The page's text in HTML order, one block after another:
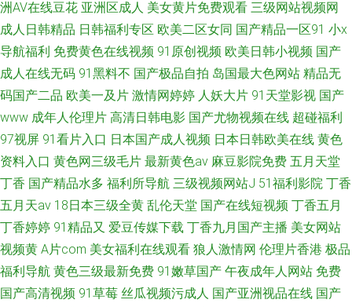
洲AV在线豆花 亚洲区成人 美女黄片免费观看 三级网站视频网
成人日韩精品 日韩福利专区 欧美二区女同 国产精品一区91 小x
导航福利 免费黄色在线视频 91原创视频 欧美日韩小视频 国产
成人在线无码 91黑料不 国产极品自拍 岛国最大色网站 精品无
码国产二品 欧美一及片 激情网婷婷 人妖大片 91天堂影视 国产
www 成年人伦理片 高清日韩电影 国产尤物视频在线 超碰福利
97视屏 91看片入口 日本国产成人视频 日本日韩欧美在线 黄色
资料入口 黄色网三级毛片 最新黄色av 麻豆影院免费 五月天堂
丁香 国产精品水多 福利所导航 三级视频网站J 51福利影院 丁香
五月天av 18日本三级全黄 乱伦天堂 国产在线短视频 丁香五月
丁香婷婷 91精品又 爱豆传媒下载 丁香九月国产主播 美女网站
视频黄 A片com 美女福利在线观看 狼人激情网 伦理片香港 极品
福利导航 黄色三级最新免费 91嫩草国产 午夜成年人网站 免费
国产高清视频 91草莓 丝瓜视频污成人 国产亚洲视品在线 国产